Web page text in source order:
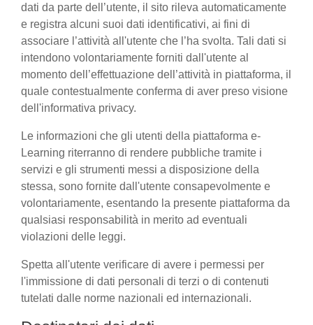
dati da parte dell’utente, il sito rileva automaticamente
e registra alcuni suoi dati identificativi, ai fini di
associare l’attività all'utente che l’ha svolta. Tali dati si
intendono volontariamente forniti dall'utente al
momento dell’effettuazione dell’attività in piattaforma, il
quale contestualmente conferma di aver preso visione
dell'informativa privacy.
Le informazioni che gli utenti della piattaforma e-
Learning riterranno di rendere pubbliche tramite i
servizi e gli strumenti messi a disposizione della
stessa, sono fornite dall'utente consapevolmente e
volontariamente, esentando la presente piattaforma da
qualsiasi responsabilità in merito ad eventuali
violazioni delle leggi.
Spetta all'utente verificare di avere i permessi per
l'immissione di dati personali di terzi o di contenuti
tutelati dalle norme nazionali ed internazionali.